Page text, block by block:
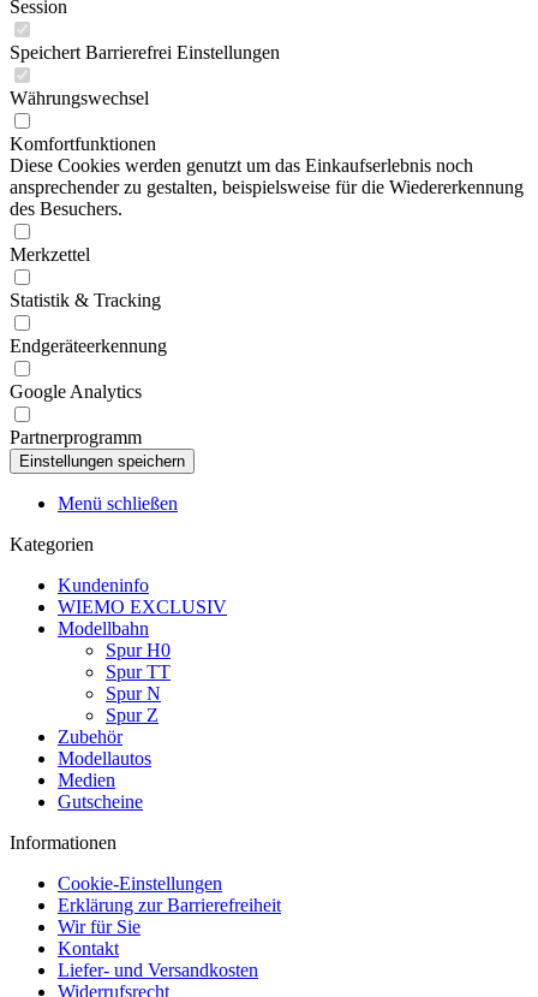
Session
Speichert Barrierefrei Einstellungen
Währungswechsel
Komfortfunktionen
Diese Cookies werden genutzt um das Einkaufserlebnis noch
ansprechender zu gestalten, beispielsweise für die Wiedererkennung
des Besuchers.
Merkzettel
Statistik & Tracking
Endgeräteerkennung
Google Analytics
Partnerprogramm
Menü schließen
Kategorien
Kundeninfo
WIEMO EXCLUSIV
Modellbahn
Spur H0
Spur TT
Spur N
Spur Z
Zubehör
Modellautos
Medien
Gutscheine
Informationen
Cookie-Einstellungen
Erklärung zur Barrierefreiheit
Wir für Sie
Kontakt
Liefer- und Versandkosten
Widerrufsrecht